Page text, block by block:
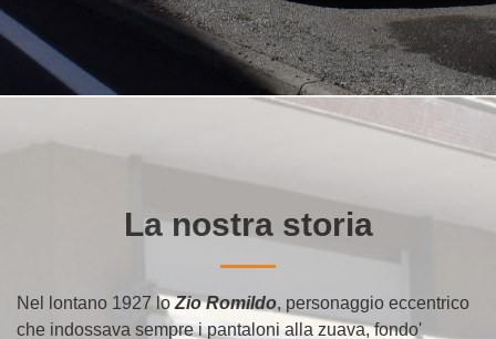
La nostra storia
Nel lontano 1927 loZio Romildo, personaggio eccentrico
che indossava sempre i pantaloni alla zuava, fondo'